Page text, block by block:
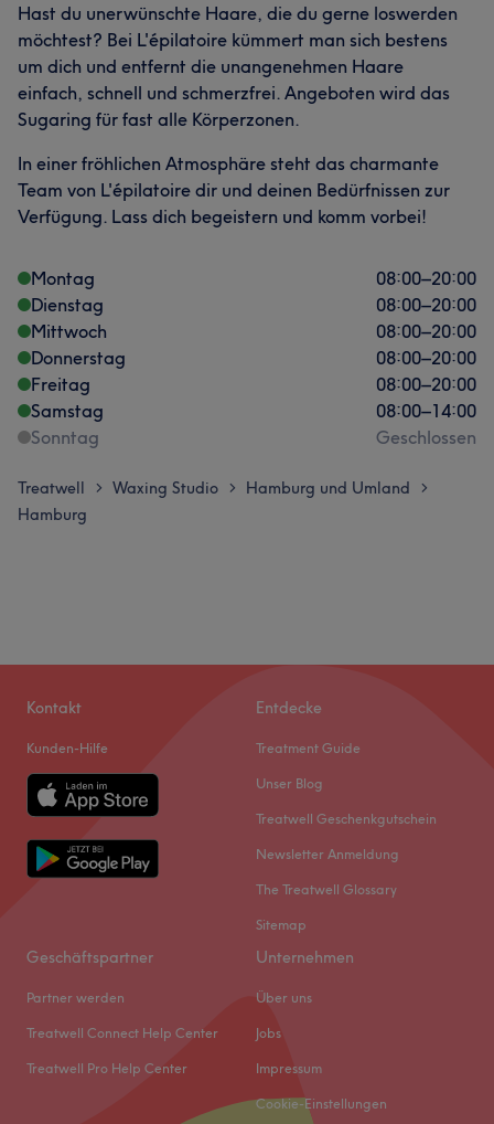
Hast du unerwünschte Haare, die du gerne loswerden
möchtest? Bei L'épilatoire kümmert man sich bestens
um dich und entfernt die unangenehmen Haare
einfach, schnell und schmerzfrei. Angeboten wird das
Sugaring für fast alle Körperzonen.
In einer fröhlichen Atmosphäre steht das charmante
Team von L'épilatoire dir und deinen Bedürfnissen zur
Verfügung. Lass dich begeistern und komm vorbei!
Montag 08:00–20:00
Dienstag
08:00–20:00
Mittwoch
08:00–20:00
Donnerstag
08:00–20:00
Freitag
08:00–20:00
Samstag
08:00–14:00
Sonntag
Geschlossen
Treatwell > Waxing Studio > Hamburg und Umland >
Hamburg
Kontakt
Kunden-Hilfe
Entdecke
Treatment Guide
Unser Blog
Treatwell Geschenkgutschein
Newsletter Anmeldung
The Treatwell Glossary
Sitemap
Geschäftspartner
Partner werden
Treatwell Connect Help Center
Treatwell Pro Help Center
Unternehmen
Über uns
Jobs
Impressum
Cookie-Einstellungen